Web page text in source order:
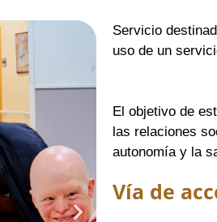
Servicio
uso de un
El objetivo de
las relaciones
autonomía y la
Vía de